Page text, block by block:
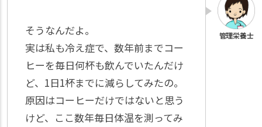
そうなんだよ。
実は私も冷え症で、数年前までコー
ヒーを毎日何杯も飲んでいたんだけ
ど、1日1杯までに減らしてみたの。
原因はコーヒーだけではないと思う
けど、ここ数年毎日体温を測ってみ